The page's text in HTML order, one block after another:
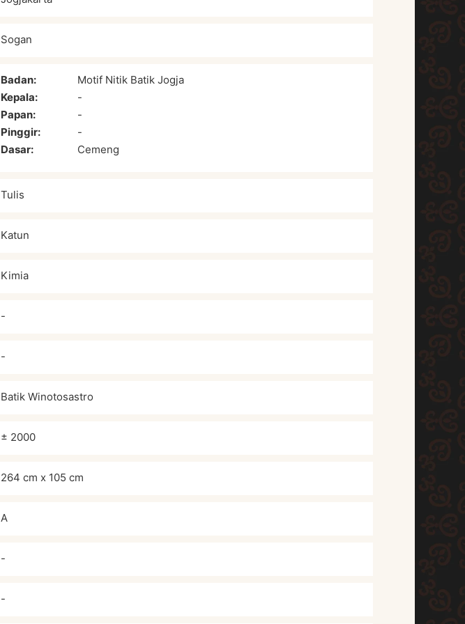
Sogan
Badan:
Motif Nitik Batik Jogja
Kepala:
-
Papan:
-
Pinggir:
-
Dasar:
Cemeng
Tulis
Katun
Kimia
-
-
Batik Winotosastro
± 2000
264 cm x 105 cm
A
-
-